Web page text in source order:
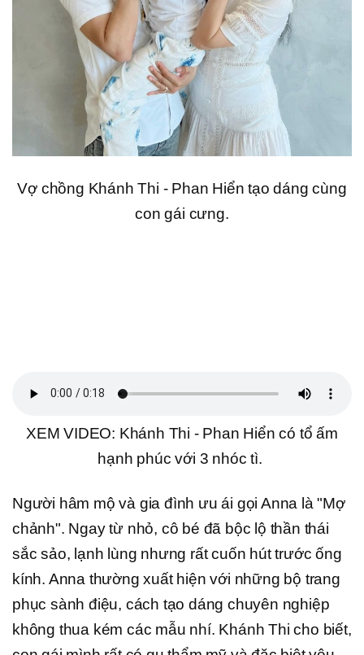
Vợ chồng Khánh Thi - Phan Hiển tạo dáng cùng
con gái cưng.
XEM VIDEO: Khánh Thi - Phan Hiển có tổ ấm
hạnh phúc với 3 nhóc tì.
Người hâm mộ và gia đình ưu ái gọi Anna là "Mợ
chảnh". Ngay từ nhỏ, cô bé đã bộc lộ thần thái
sắc sảo, lạnh lùng nhưng rất cuốn hút trước ống
kính. Anna thường xuất hiện với những bộ trang
phục sành điệu, cách tạo dáng chuyên nghiệp
không thua kém các mẫu nhí. Khánh Thi cho biết,